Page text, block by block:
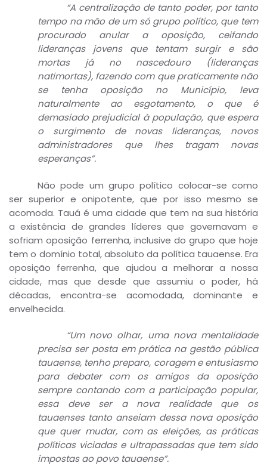
“A centralização de tanto poder, por tanto
tempo na mão de um só grupo político, que tem
procurado anular a oposição, ceifando
lideranças jovens que tentam surgir e são
mortas já no nascedouro (lideranças
natimortas), fazendo com que praticamente não
se tenha oposição no Município, leva
naturalmente ao esgotamento, o que é
demasiado prejudicial à população, que espera
o surgimento de novas lideranças, novos
administradores que lhes tragam novas
esperanças”.
Não pode um grupo político colocar-se como
ser superior e onipotente, que por isso mesmo se
acomoda. Tauá é uma cidade que tem na sua história
a existência de grandes líderes que governavam e
sofriam oposição ferrenha, inclusive do grupo que hoje
tem o domínio total, absoluto da política tauaense. Era
oposição ferrenha, que ajudou a melhorar a nossa
cidade, mas que desde que assumiu o poder, há
décadas, encontra-se acomodada, dominante e
envelhecida.
“Um novo olhar, uma nova mentalidade
precisa ser posta em prática na gestão pública
tauaense, tenho preparo, coragem e entusiasmo
para debater com os amigos da oposição
sempre contando com a participação popular,
essa deve ser a nova realidade que os
tauaenses tanto anseiam dessa nova oposição
que quer mudar, com as eleições, as práticas
políticas viciadas e ultrapassadas que tem sido
impostas ao povo tauaense”.